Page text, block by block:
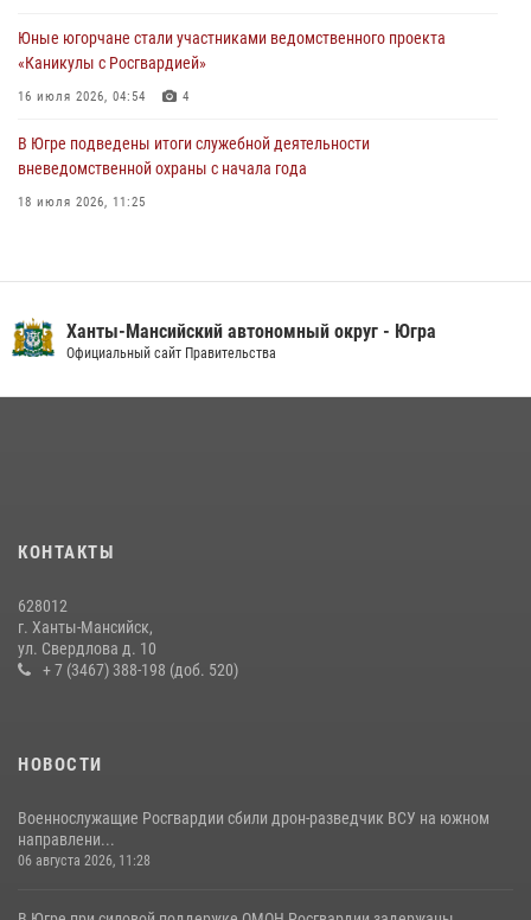
05 августа 2026, 12:01 3
Юные югорчане стали участниками ведомственного проекта
«Каникулы с Росгвардией»
16 июля 2026, 04:54 4
В Югре подведены итоги служебной деятельности
вневедомственной охраны с начала года
18 июля 2026, 11:25
В Югре военнослужащие и сотрудники Росгвардии почтили память
11 июля 2026, 12:26
Ханты-Мансийский автономный округ - Югра
Официальный сайт Правительства
КОНТАКТЫ
628012
г. Ханты-Мансийск,
ул. Свердлова д. 10
+ 7 (3467) 388-198 (доб. 520)
НОВОСТИ
Военнослужащие Росгвардии сбили дрон-разведчик ВСУ на южном
направлени...
06 августа 2026, 11:28